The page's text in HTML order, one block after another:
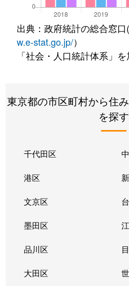
出典：政府統計の総合窓口
w.e-stat.go.jp/）
「社会・人口統計体系」
東京都の市区町村から住
を探す
千代田区
港区
文京区
墨田区
品川区
大田区